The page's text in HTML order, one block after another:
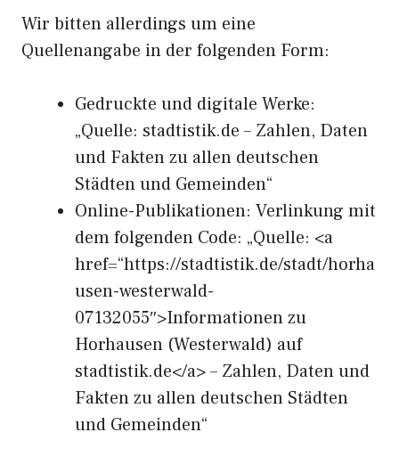
Wir bitten allerdings um eine
Quellenangabe in der folgenden Form:
Gedruckte und digitale Werke:
„Quelle: stadtistik.de – Zahlen, Daten
und Fakten zu allen deutschen
Städten und Gemeinden“
Online-Publikationen: Verlinkung mit
dem folgenden Code: „Quelle: <a
href=“https://stadtistik.de/stadt/horha
usen-westerwald-
07132055″>Informationen zu
Horhausen (Westerwald) auf
stadtistik.de</a> – Zahlen, Daten und
Fakten zu allen deutschen Städten
und Gemeinden“